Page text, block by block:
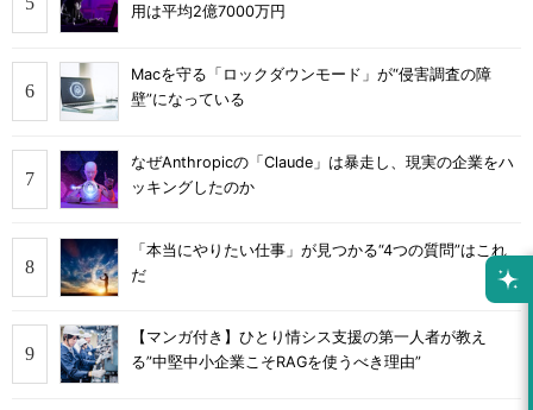
用は平均2億7000万円
Macを守る「ロックダウンモード」が“侵害調査の障
壁”になっている
なぜAnthropicの「Claude」は暴走し、現実の企業をハ
ッキングしたのか
「本当にやりたい仕事」が見つかる“4つの質問”はこれ
だ
【マンガ付き】ひとり情シス支援の第一人者が教え
る”中堅中小企業こそRAGを使うべき理由”